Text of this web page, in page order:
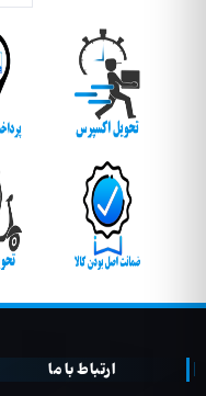
ارتباط با ما